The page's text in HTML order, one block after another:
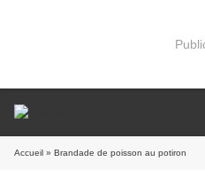
Accueil » Brandade de poisson au potiron